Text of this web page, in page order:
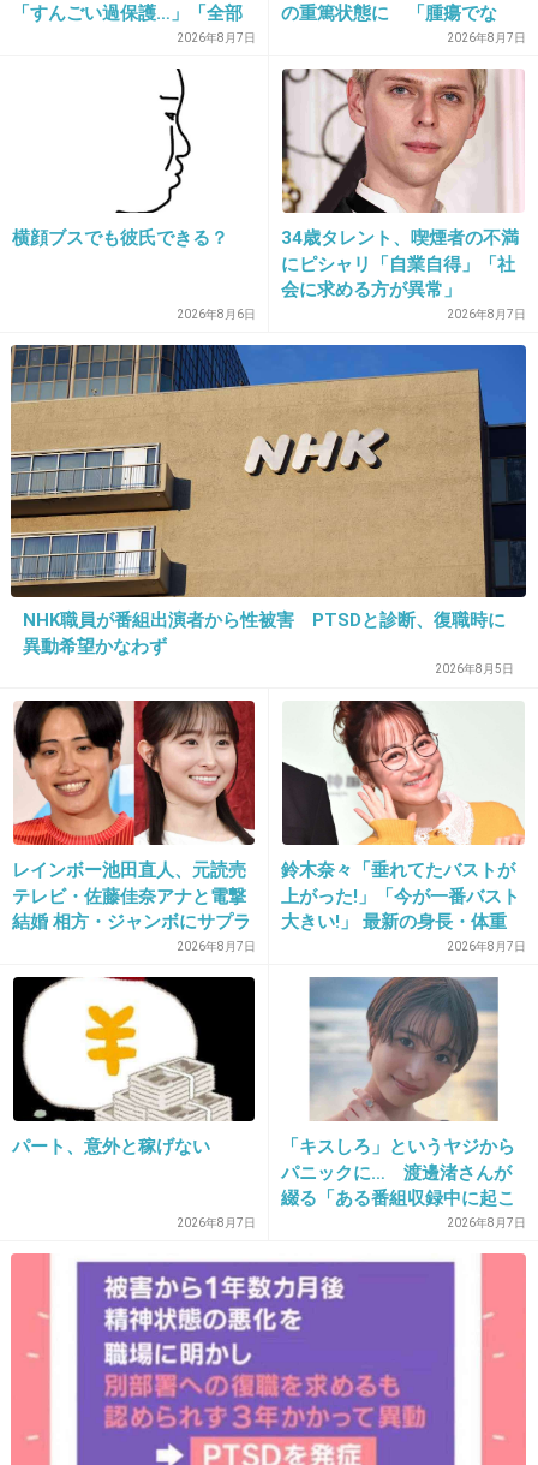
2013/06/28(金) 17:07:23
買いに行ってくる！
27. 匿名 2013/06/28(金) 17:08:03
ズルズル音が汚そう。普通のシュークリームで、いいかな
2013/06/28(金) 17:09:32
これに250円出すなら100円シュー買うわ
29. 匿名2013/06/28(金) 17:09:54
うまぁ!!!
+2
30. 匿名2013/06/28(金) 17:10:14
普通のシュークリームと何が違うの？
+4 -3
31. 匿名 2013/06/28(金) 17:11:47
うまそうなのは冷えてるときだけ(-_-;)
+9
飲む必要ない(笑)
-1
2013/06/28(金) 17:30:27
暑くなるとクリーム系苦手になる(´Д` 汗)
「すんごい過保護…」「全部
ママが準備してくれるんだ」
2026年8月7日
の重篤状態に 「腫瘍でな
い」結果出ても“勘違い”で摘
出継続 通常の生活送ってい
た患者が手足も動かず 京大
2026年8月7日
横顔ブスでも彼氏できる？
2026年8月6日
34歳タレント、喫煙者の不満
にピシャリ「自業自得」「社
会に求める方が異常」
2026年8月7日
NHK職員が番組出演者から性被害 PTSDと診断、復職時に
異動希望かなわず
2026年8月5日
レインボー池田直人、元読売
テレビ・佐藤佳奈アナと電撃
結婚 相方・ジャンボにサプラ
2026年8月7日
鈴木奈々「垂れてたバストが
上がった!」「今が一番バスト
大きい!」 最新の身長・体重
2026年8月7日
パート、意外と稼げない
2026年8月7日
「キスしろ」というヤジから
パニックに… 渡邊渚さんが
綴る「ある番組収録中に起こ
ったフラッシュバック」2026年8月7日